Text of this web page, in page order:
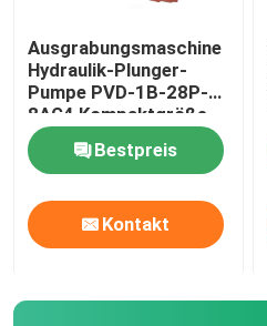
Ausgrabungsmaschine
Hydraulik-Plunger-
Pumpe PVD-1B-28P-
8AG4 Kompaktgröße
Bestpreis
Kontakt